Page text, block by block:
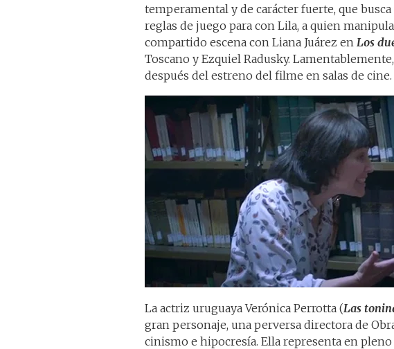
temperamental y de carácter fuerte, que
reglas de juego para con Lila, a quien
compartido escena con Liana Juárez en Los
Toscano y Ezquiel Radusky.
después del estreno del filme en salas de cine.
La actriz uruguaya Verónica Perrotta (Las
gran personaje, una perversa directora de
cinismo e hipocresía. Ella representa en